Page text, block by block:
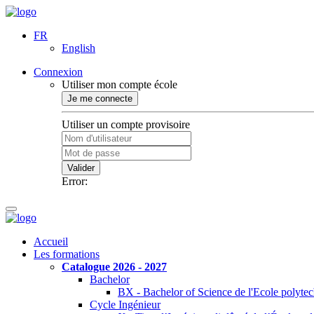
FR
English
Connexion
Utiliser mon compte école
Je me connecte
Utiliser un compte provisoire
Valider
Error:
Accueil
Les formations
Catalogue 2026 - 2027
Bachelor
BX - Bachelor of Science de l'Ecole
Cycle Ingénieur